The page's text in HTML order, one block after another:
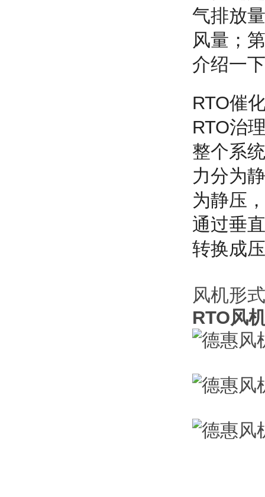
气排放
风量；
介绍一
RTO催
RTO治
整个系
力分为
为静压
通过垂
转换成
风机形
RTO风